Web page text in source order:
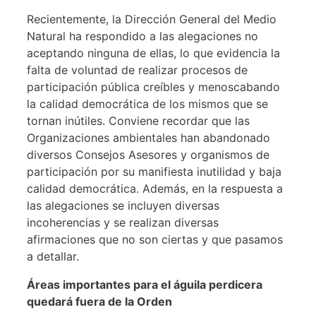
Recientemente, la Dirección General del Medio
Natural ha respondido a las alegaciones no
aceptando ninguna de ellas, lo que evidencia la
falta de voluntad de realizar procesos de
participación pública creíbles y menoscabando
la calidad democrática de los mismos que se
tornan inútiles. Conviene recordar que las
Organizaciones ambientales han abandonado
diversos Consejos Asesores y organismos de
participación por su manifiesta inutilidad y baja
calidad democrática. Además, en la respuesta a
las alegaciones se incluyen diversas
incoherencias y se realizan diversas
afirmaciones que no son ciertas y que pasamos
a detallar.
Áreas importantes para el águila perdicera
quedará fuera de la Orden